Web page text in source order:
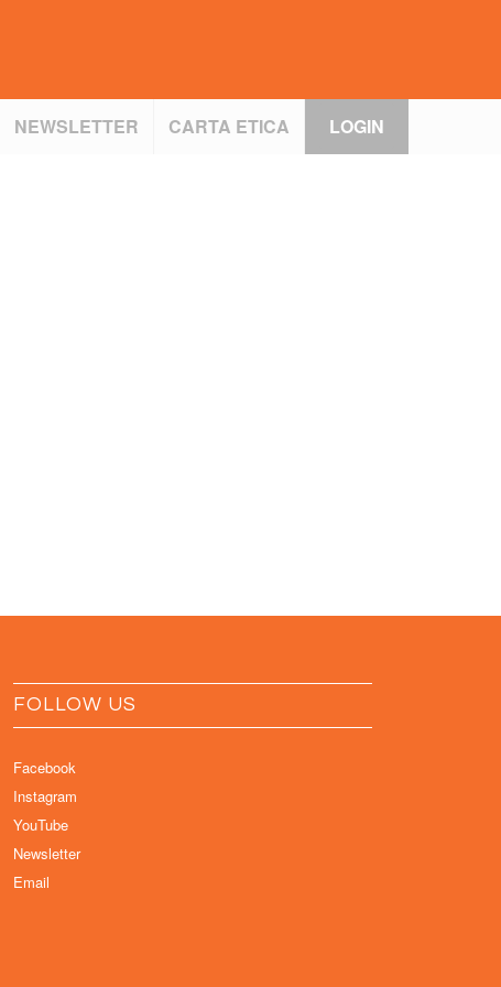
NEWSLETTER CARTA ETICA LOGIN
FOLLOW US
Facebook
Instagram
YouTube
Newsletter
Email